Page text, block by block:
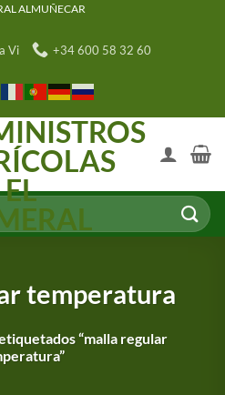
ALMUÑECAR
Vi +34 600 58 32 60
EL
temperatura
“malla regular